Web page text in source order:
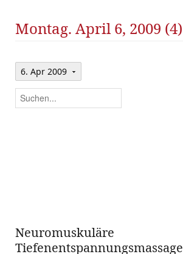
Montag. April 6, 2009 (4)
6. Apr 2009
Neuromuskuläre
Tiefenentspannungsmassage